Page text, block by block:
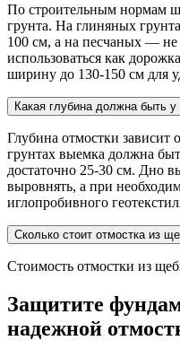
По строительным нормам
грунта. На глиняных
100 см, а на песчаных — не
использоваться как
ширину до 130-150 см для
Какая глубина должна быть у
Глубина отмостки зависит
грунтах выемка должна
достаточно 25-30 см. Дно
выровнять, а при
иглопробивного
Сколько стоит отмостка из
Стоимость отмостки из
Защитите
надежной